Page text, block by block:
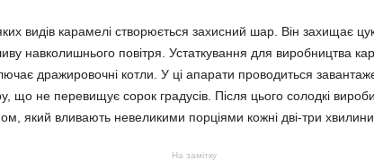
видів карамелі створюється захисний шар. Він захищає
навколишнього повітря. Устаткування для виробництва
дражировочні котли. У ці апарати проводиться
що не перевищує сорок градусів. Після цього солодкі
який вливають невеликими порціями кожні дві-три хвилини.
На замітку